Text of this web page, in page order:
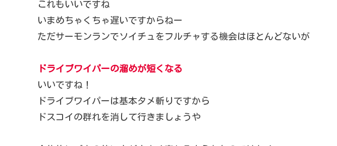
これもいいですね
いまめちゃくちゃ遅いですからねー
ただサーモンランでソイチュをフルチャする機会はほとんどないが
ドライブワイパーの溜めが短くなる
いいですね！
ドライブワイパーは基本タメ斬りですから
ドスコイの群れを消して行きましょうや